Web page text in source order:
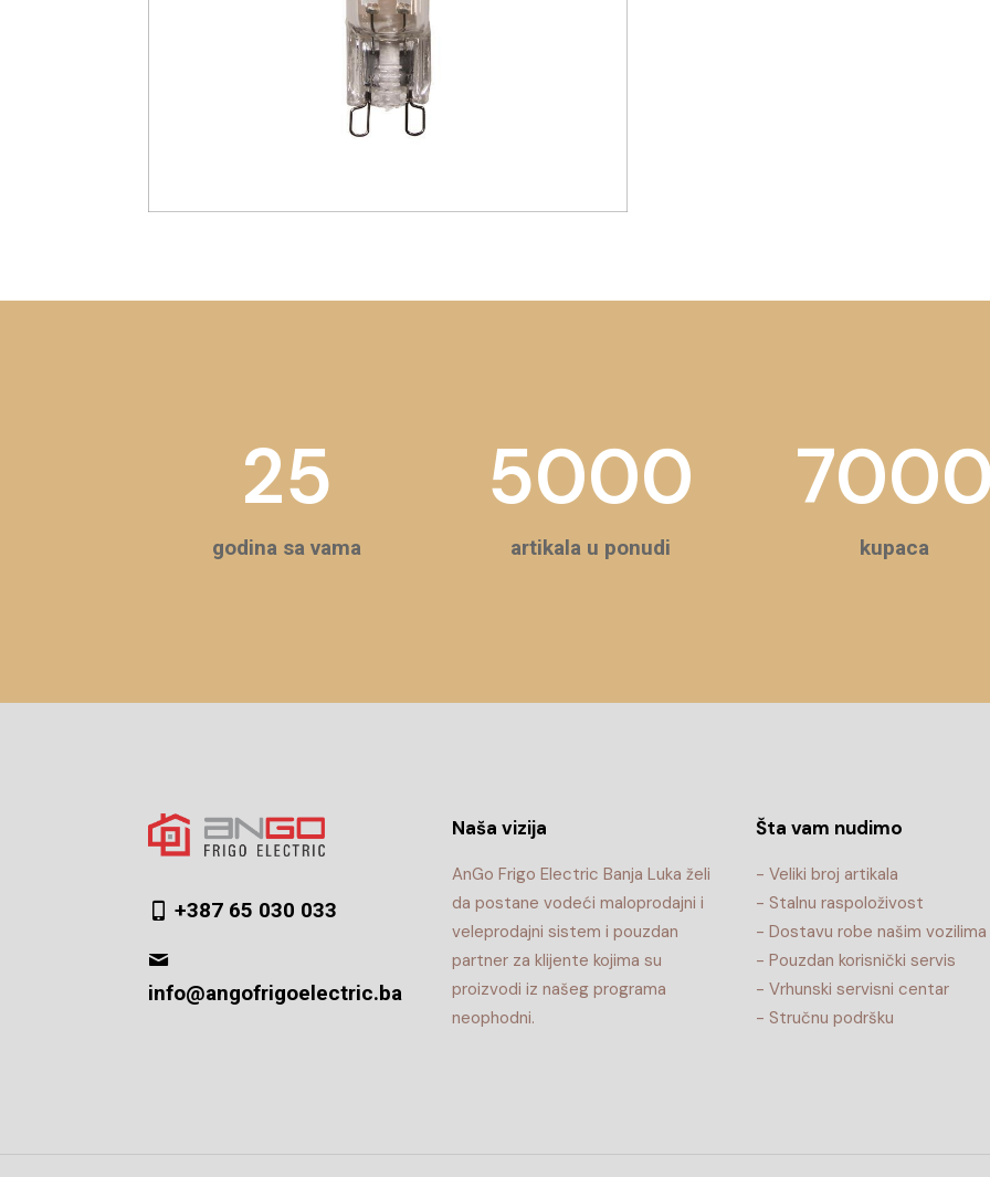
25
godina sa vama
5000
artikala u ponudi
7000
kupaca
+387 65 030 033
info@angofrigoelectric.ba
Naša vizija
AnGo Frigo Electric Banja Luka želi
da postane vodeći maloprodajni i
veleprodajni sistem i pouzdan
partner za klijente kojima su
proizvodi iz našeg programa
neophodni.
Šta vam nudimo
- Veliki broj artikala
- Stalnu raspoloživost
- Dostavu robe našim vozilima
- Pouzdan korisnički servis
- Vrhunski servisni centar
- Stručnu podršku